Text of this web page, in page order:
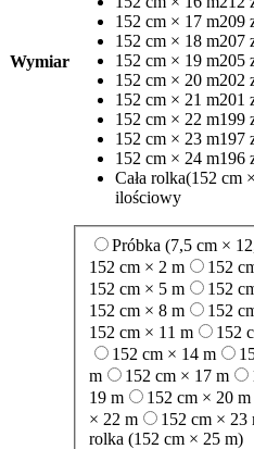
Wymiar
152 cm × 17 m209
152 cm × 18 m207
152 cm × 19 m205
152 cm × 20 m202
152 cm × 21 m201
152 cm × 22 m199
152 cm × 23 m197
152 cm × 24 m196
Cała rolka(152 cm
ilościowy
Próbka (7,5 cm ×
152 cm × 2 m
152
152 cm × 5 m
152
152 cm × 8 m
152
152 cm × 11 m
152
152 cm × 14 m
m
152 cm × 17 m
19 m
152 cm × 20 m
× 22 m
152 cm × 23
rolka (152 cm × 25 m)